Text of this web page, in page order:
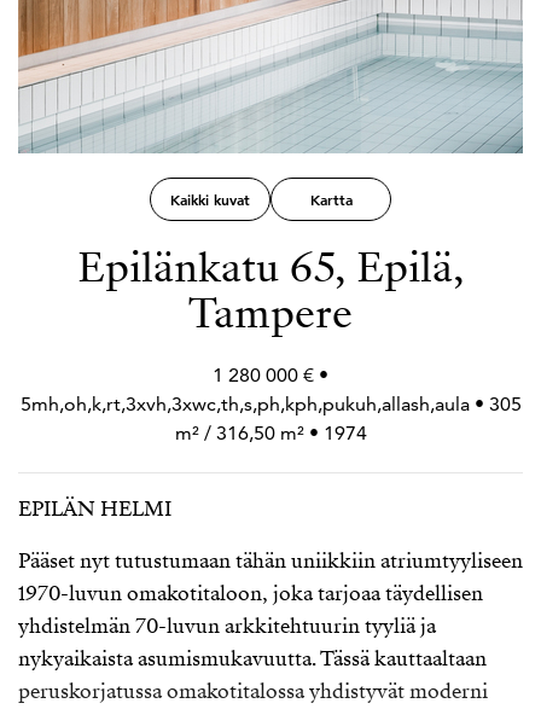
Kaikki kuvat Kartta
Epilänkatu 65, Epilä,
Tampere
1 280 000 € •
5mh,oh,k,rt,3xvh,3xwc,th,s,ph,kph,pukuh,allash,aula • 305
m² / 316,50 m² • 1974
EPILÄN HELMI
Pääset nyt tutustumaan tähän uniikkiin atriumtyyliseen
1970-luvun omakotitaloon, joka tarjoaa täydellisen
yhdistelmän 70-luvun arkkitehtuurin tyyliä ja
nykyaikaista asumismukavuutta. Tässä kauttaaltaan
peruskorjatussa omakotitalossa yhdistyvät moderni